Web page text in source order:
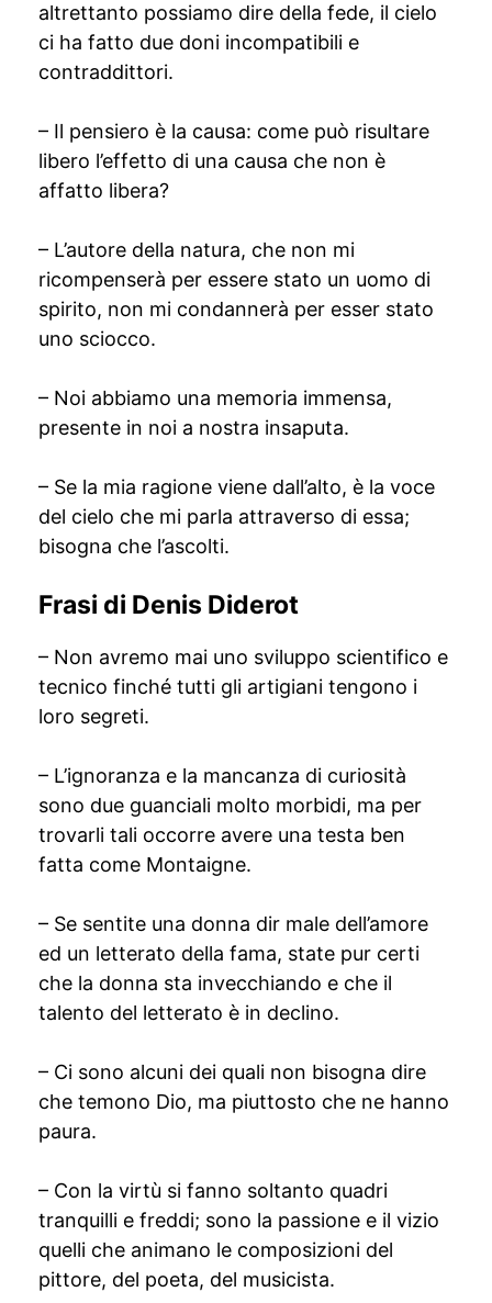
altrettanto possiamo dire della fede, il cielo
ci ha fatto due doni incompatibili e
contraddittori.
– Il pensiero è la causa: come può risultare
libero l’effetto di una causa che non è
affatto libera?
– L’autore della natura, che non mi
ricompenserà per essere stato un uomo di
spirito, non mi condannerà per esser stato
uno sciocco.
– Noi abbiamo una memoria immensa,
presente in noi a nostra insaputa.
– Se la mia ragione viene dall’alto, è la voce
del cielo che mi parla attraverso di essa;
bisogna che l’ascolti.
Frasi di Denis Diderot
– Non avremo mai uno sviluppo scientifico e
tecnico finché tutti gli artigiani tengono i
loro segreti.
– L’ignoranza e la mancanza di curiosità
sono due guanciali molto morbidi, ma per
trovarli tali occorre avere una testa ben
fatta come Montaigne.
– Se sentite una donna dir male dell’amore
ed un letterato della fama, state pur certi
che la donna sta invecchiando e che il
talento del letterato è in declino.
– Ci sono alcuni dei quali non bisogna dire
che temono Dio, ma piuttosto che ne hanno
paura.
– Con la virtù si fanno soltanto quadri
tranquilli e freddi; sono la passione e il vizio
quelli che animano le composizioni del
pittore, del poeta, del musicista.